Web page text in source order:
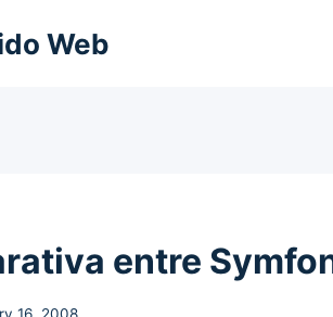
Web
entre
16, 2008